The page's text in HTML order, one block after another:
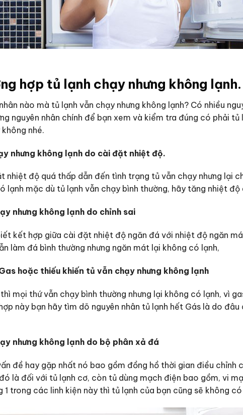
hợp tủ lạnh chạy nhưng không lạnh.
nào mà tủ lạnh vẫn chạy nhưng không lạnh? Có nhiều
nguyên nhân chính để bạn xem và kiểm tra đúng có phải tủ
nhé.
nhưng không lạnh do cài đặt nhiệt độ.
nhiệt độ quá thấp dẫn đến tình trạng tủ vẫn chạy nhưng lại
lạnh mặc dù tủ lạnh vẫn chạy bình thường, hãy tăng nhiệt
nhưng không lạnh do chỉnh sai
kết hợp giữa cài đặt nhiệt độ ngăn đá với nhiệt độ ngăn
làm đá bình thường nhưng ngăn mát lại không có lạnh,
hoặc thiếu khiến tủ vẫn chạy nhưng không lạnh
mọi thứ vẫn chạy bình thường nhưng lại không có lạnh, vì
này bạn hãy tìm dõ nguyên nhân tủ lạnh hết Gás là do
nhưng không lạnh do bộ phân xả đá
đề hay gặp nhất nó bao gồm đồng hồ thời gian điều chỉnh
là đối với tủ lạnh cơ, còn tủ dùng mạch điện bao gồm, vi
1 trong các linh kiện này thì tủ lạnh của bạn cũng sẽ không